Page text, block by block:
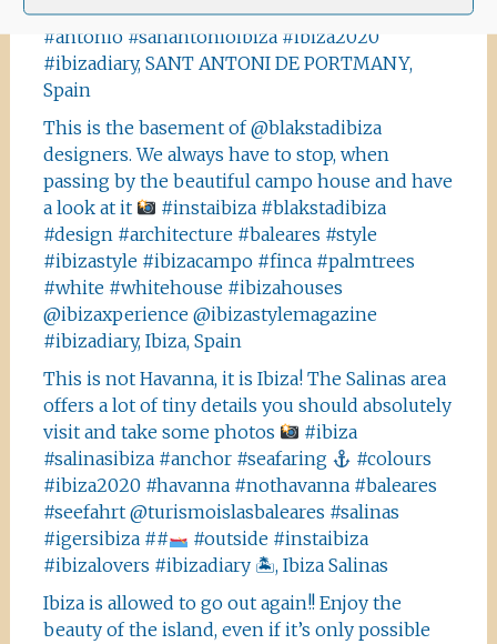
#sonntag #baleares #catholic #catholicchurch
#antonio #sanantonioibiza #ibiza2020
#ibizadiary, SANT ANTONI DE PORTMANY,
Spain
This is the basement of @blakstadibiza
designers. We always have to stop, when
passing by the beautiful campo house and have
a look at it
#instaibiza #blakstadibiza
#design #architecture #baleares #style
#ibizastyle #ibizacampo #finca #palmtrees
#white #whitehouse #ibizahouses
@ibizaxperience @ibizastylemagazine
#ibizadiary, Ibiza, Spain
This is not Havanna, it is Ibiza! The Salinas area
offers a lot of tiny details you should absolutely
visit and take some photos
#ibiza
#salinasibiza #anchor #seafaring
#colours
#ibiza2020 #havanna #nothavanna #baleares
#seefahrt @turismoislasbaleares #salinas
#igersibiza ##
#outside #instaibiza
#ibizalovers #ibizadiary 🏝, Ibiza Salinas
Ibiza is allowed to go out again!! Enjoy the
beauty of the island, even if it’s only possible